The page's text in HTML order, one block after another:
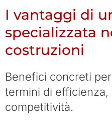
I vantaggi di
specializzata
costruzioni
Benefici concreti
termini di
competitività.